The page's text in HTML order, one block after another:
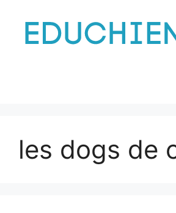
contenu
les dogs de